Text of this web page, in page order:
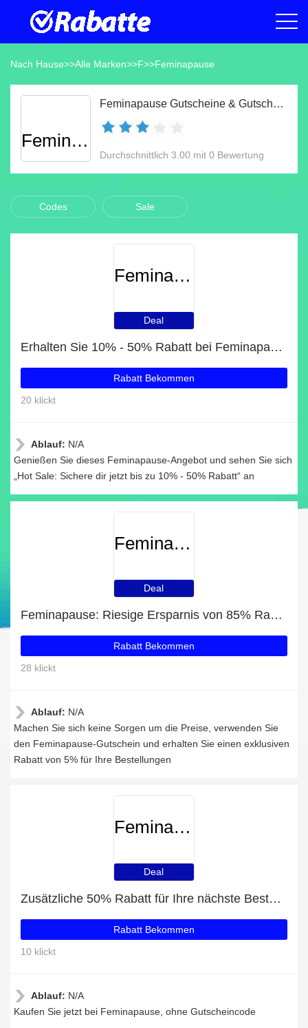
Nach Hause>>Alle Marken>>F>>Feminapause
Feminapause
Feminapause Gutscheine & Gutscheincodes Aug 2026
Durchschnittlich 3.00 mit 0 Bewertung
Codes Sale
Feminapause
Deal
Erhalten Sie 10% - 50% Rabatt bei Feminapause
Rabatt Bekommen
20 klickt
Ablauf: N/A
Genießen Sie dieses Feminapause-Angebot und sehen Sie sich
„Hot Sale: Sichere dir jetzt bis zu 10% - 50% Rabatt“ an
Feminapause
Deal
Feminapause: Riesige Ersparnis von 85% Rabatt auf die gesamte Seite
Rabatt Bekommen
28 klickt
Ablauf: N/A
Machen Sie sich keine Sorgen um die Preise, verwenden Sie
den Feminapause-Gutschein und erhalten Sie einen exklusiven
Rabatt von 5% für Ihre Bestellungen
Feminapause
Deal
Zusätzliche 50% Rabatt für Ihre nächste Bestellung
Rabatt Bekommen
10 klickt
Ablauf: N/A
Kaufen Sie jetzt bei Feminapause, ohne Gutscheincode